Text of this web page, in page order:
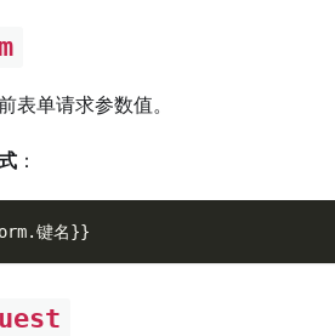
表单请求参数值。
：
.键名}}